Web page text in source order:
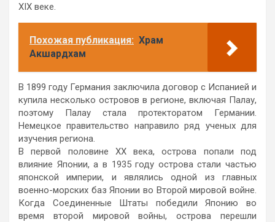
XIX веке.
Похожая публикация: Храм
Акшардхам
В 1899 году Германия заключила договор с Испанией и
купила несколько островов в регионе, включая Палау,
поэтому Палау стала протекторатом Германии.
Немецкое правительство направило ряд ученых для
изучения региона.
В первой половине ХХ века, острова попали под
влияние Японии, а в 1935 году острова стали частью
японской империи, и являлись одной из главных
военно-морских баз Японии во Второй мировой войне.
Когда Соединенные Штаты победили Японию во
время второй мировой войны, острова перешли